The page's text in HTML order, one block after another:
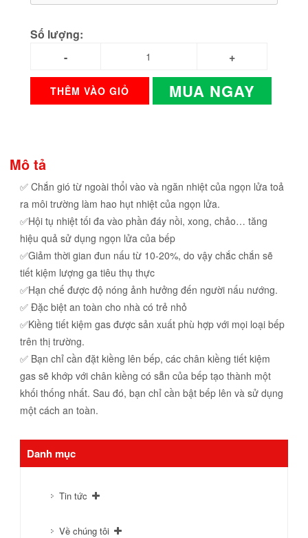
Số lượng:
THÊM VÀO GIỎ MUA NGAY
Mô tả
✅ Chắn gió từ ngoài thổi vào và ngăn nhiệt của ngọn lửa toả
ra môi trường làm hao hụt nhiệt của ngọn lửa.
✅Hội tụ nhiệt tối đa vào phần đáy nồi, xong, chảo… tăng
hiệu quả sử dụng ngọn lửa của bếp
✅Giảm thời gian đun nấu từ 10-20%, do vậy chắc chắn sẽ
tiết kiệm lượng ga tiêu thụ thực
✅Hạn chế được độ nóng ảnh hưởng đến người nấu nướng.
✅ Đặc biệt an toàn cho nhà có trẻ nhỏ
✅Kiềng tiết kiệm gas được sản xuất phù hợp với mọi loại bếp
trên thị trường.
✅ Bạn chỉ cần đặt kiềng lên bếp, các chân kiềng tiết kiệm
gas sẽ khớp với chân kiềng có sẵn của bếp tạo thành một
khối thống nhất. Sau đó, bạn chỉ cần bật bếp lên và sử dụng
một cách an toàn.
Danh mục
Tin tức
Về chúng tôi